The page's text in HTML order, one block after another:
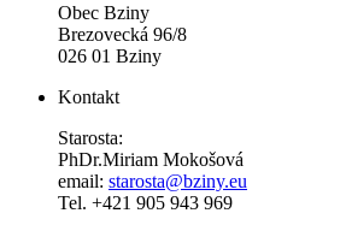
Obec Bziny
Brezovecká 96/8
026 01 Bziny
Kontakt
Starosta:
PhDr.Miriam Mokošová
email: starosta@bziny.eu
Tel. +421 905 943 969